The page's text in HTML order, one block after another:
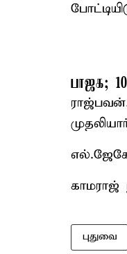
பாஜக;
காமராஜ்
புதுவை